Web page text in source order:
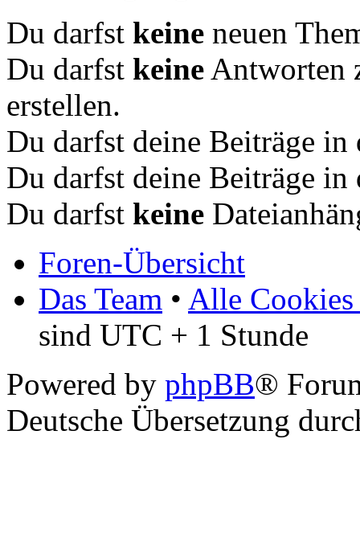
Du darfst keine neuen
Du darfst keine Antworten
erstellen.
Du darfst deine Beiträge
Du darfst deine Beiträge
Du darfst keine
Foren-Übersicht
Das Team • Alle Cookies
sind UTC + 1 Stunde
Powered by phpBB®
Deutsche Übersetzung